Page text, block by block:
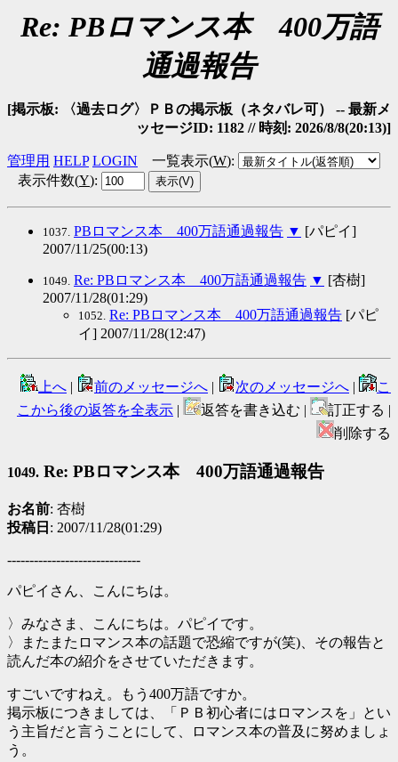
Re: PBロマンス本 400万語
通過報告
[掲示板: 〈過去ログ〉ＰＢの掲示板（ネタバレ可） -- 最新メ
ッセージID: 1182 // 時刻: 2026/8/8(20:13)]
管理用 HELP LOGIN 一覧表示(W):
表示件数(Y):
1037. PBロマンス本 400万語通過報告 ▼ [パピイ]
2007/11/25(00:13)
1049. Re: PBロマンス本 400万語通過報告 ▼ [杏樹]
2007/11/28(01:29)
1052. Re: PBロマンス本 400万語通過報告 [パピ
イ] 2007/11/28(12:47)
上へ | 前のメッセージへ | 次のメッセージへ |
こ
こから後の返答を全表示 | 返答を書き込む |
訂正する |
削除する
1049. Re: PBロマンス本 400万語通過報告
お名前: 杏樹
投稿日 : 2007/11/28(01:29)
------------------------------
パピイさん、こんにちは。
〉みなさま、こんにちは。パピイです。
〉またまたロマンス本の話題で恐縮ですが(笑)、その報告と
読んだ本の紹介をさせていただきます。
すごいですねえ。もう400万語ですか。
掲示板につきましては、「ＰＢ初心者にはロマンスを」とい
う主旨だと言うことにして、ロマンス本の普及に努めましょ
う。